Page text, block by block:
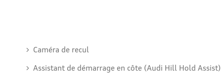
Caméra de recul
Assistant de démarrage en côte (Audi Hill Hold Assist)